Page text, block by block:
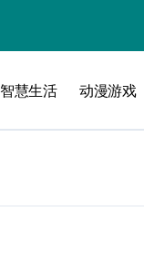
智慧生活 动漫游戏